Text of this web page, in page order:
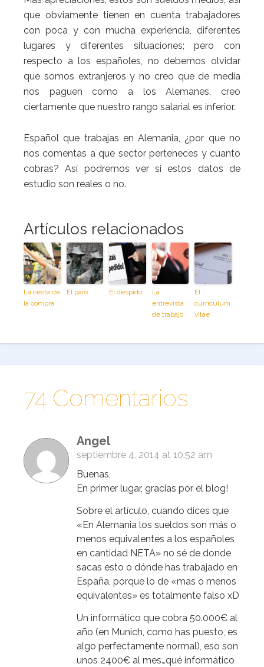
que obviamente tienen en cuenta trabajadores
con poca y con mucha experiencia, diferentes
lugares y diferentes situaciones; pero con
respecto a los españoles, no debemos olvidar
que somos extranjeros y no creo que de media
nos paguen como a los Alemanes, creo
ciertamente que nuestro rango salarial es inferior.
Español que trabajas en Alemania, ¿por que no
nos comentas a que sector perteneces y cuanto
cobras? Así podremos ver si estos datos de
estudio son reales o no.
Artículos relacionados
La cesta de
la compra
El paro El despido
La
entrevista
de trabajo
El
curriculum
vitae
74 Comentarios
Angel
septiembre 4, 2014 at 10:52 am
Buenas,
En primer lugar, gracias por el blog!
Sobre el artículo, cuando dices que
«En Alemania los sueldos son más o
menos equivalentes a los españoles
en cantidad NETA» no sé de donde
sacas esto o dónde has trabajado en
España, porque lo de «mas o menos
equivalentes» es totalmente falso xD
Un informático que cobra 50.000€ al
año (en Munich, como has puesto, es
algo perfectamente normal), eso son
unos 2400€ al mes…qué informático